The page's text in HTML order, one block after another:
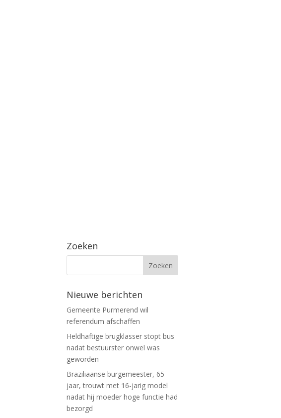
Zoeken
Nieuwe berichten
Gemeente Purmerend wil
referendum afschaffen
Heldhaftige brugklasser stopt bus
nadat bestuurster onwel was
geworden
Braziliaanse burgemeester, 65
jaar, trouwt met 16-jarig model
nadat hij moeder hoge functie had
bezorgd